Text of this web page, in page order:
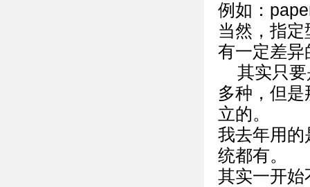
例如：
当然，指
有一定差异
其实只
多种，但
立的。
我去年用的
统都有。
其实一开始